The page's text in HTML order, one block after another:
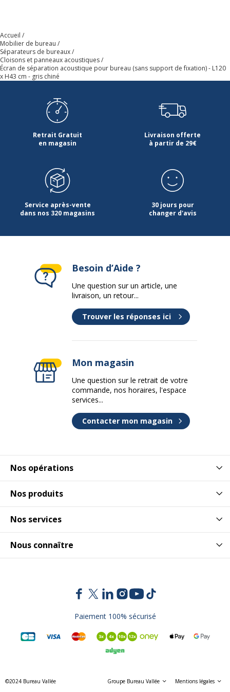
Référence produit fabricant
Dimensions et poids
Dimensions et poids
Disponibilité des pièces détachées
Garantie commerciale 5 ans
Garanties légales 2 ans
Accueil
Mobilier de bureau
Séparateurs de bureaux
Cloisons et panneaux acoustiques
Écran de séparation acoustique pour bureau (sans support de fixation) - L120
x H43 cm - gris chiné
Retrait Gratuit
en magasin
Livraison offerte
à partir de 29€
Service après-vente
dans nos 320 magasins
30 jours pour
changer d'avis
Nos opérations
Nos produits
Nos services
Nous connaître
Besoin d’Aide ?
Une question sur un article, une
livraison, un retour...
Trouver les réponses ici
Mon magasin
Une question sur le retrait de votre
commande, nos horaires, l'espace
services...
Contacter mon magasin
Paiement 100% sécurisé
©2024 Bureau Vallée Groupe Bureau Vallée Mentions légales